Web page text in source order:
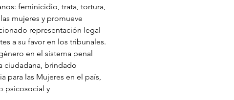
feminicidio, trata, tortura,
mujeres y promueve
representación legal
a su favor en los tribunales.
en el sistema penal
ciudadana, brindado
para las Mujeres en el país,
psicosocial y